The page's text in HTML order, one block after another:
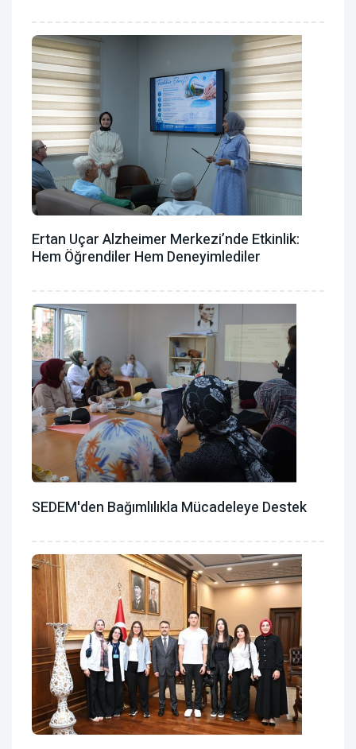
Ertan Uçar Alzheimer Merkezi’nde Etkinlik:
Hem Öğrendiler Hem Deneyimlediler
SEDEM'den Bağımlılıkla Mücadeleye Destek